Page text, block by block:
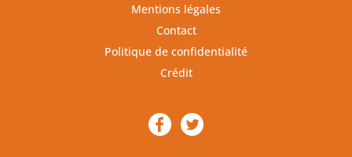
Mentions légales
Contact
Politique de confidentialité
Crédit